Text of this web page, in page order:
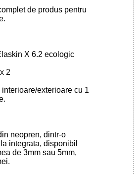
de produs pentru
X 6.2 ecologic
2
exterioare cu 1
neopren, dintr-o
integrata, disponibil
de 3mm sau 5mm,